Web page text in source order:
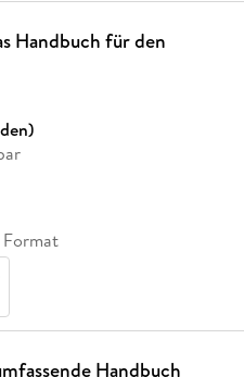
Handbuch für den
Handbuch